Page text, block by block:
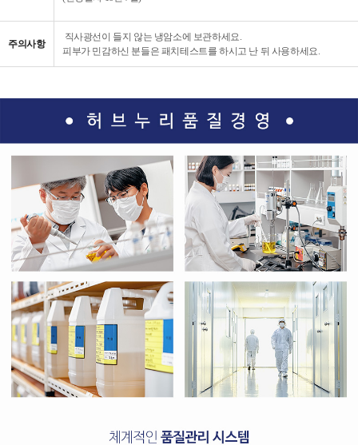
주의사항
직사광선이 들지 않는 냉암소에 보관하세요.
피부가 민감하신 분들은 패치테스트를 하시고 난 뒤 사용하세요.